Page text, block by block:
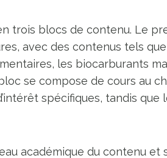
trois blocs de contenu. Le
avec des contenus tels
les biocarburants
se compose de cours au
spécifiques, tandis
académique du contenu et